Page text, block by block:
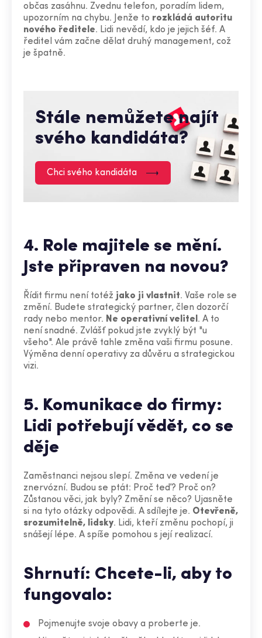
občas zasáhnu. Zvednu telefon, poradím lidem,
upozorním na chybu. Jenže to rozkládá autoritu
nového ředitele. Lidi nevědí, kdo je jejich šéf. A
ředitel vám začne dělat druhý management, což
je špatně.
Stále nemůžete najít
svého kandidáta?
Chci svého kandidáta
4. Role majitele se mění.
Jste připraven na novou?
Řídit firmu není totéž jako ji vlastnit. Vaše role se
změní. Budete strategický partner, člen dozorčí
rady nebo mentor. Ne operativní velitel . A to
není snadné. Zvlášť pokud jste zvyklý být "u
všeho". Ale právě tahle změna vaši firmu posune.
Výměna denní operativy za důvěru a strategickou
vizi.
5. Komunikace do firmy:
Lidi potřebují vědět, co se
děje
Zaměstnanci nejsou slepí. Změna ve vedení je
znervózní. Budou se ptát: Proč teď? Proč on?
Zůstanou věci, jak byly? Změní se něco? Ujasněte
si na tyto otázky odpovědi. A sdílejte je. Otevřeně,
srozumitelně, lidsky. Lidi, kteří změnu pochopí, ji
snášejí lépe. A spíše pomohou s její realizací.
Shrnutí: Chcete-li, aby to
fungovalo:
Pojmenujte svoje obavy a proberte je.